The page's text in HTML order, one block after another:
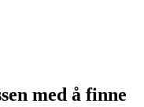
med å finne